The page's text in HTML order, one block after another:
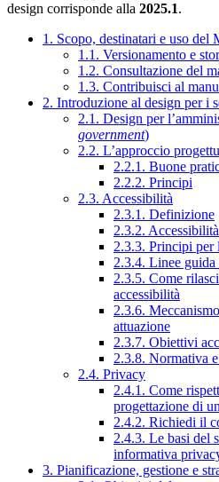
design corrisponde alla 2025.1.
1. Scopo, destinatari e uso del
1.1. Versionamento e
1.2. Consultazione del
1.3. Contribuisci al
2. Introduzione al design per i
2.1. Design per
government)
2.2. L’approccio
2.2.1. Buone
2.2.2. Principi
2.3. Accessibilità
2.3.1. Definizione
2.3.2.
2.3.3. Principi per
2.3.4. Linee guida
2.3.5. Come
accessibilità
2.3.6.
attuazione
2.3.7. Obiettivi
2.3.8. Normativa
2.4. Privacy
2.4.1. Come
progettazione di
2.4.2. Richiedi il
2.4.3. Le basi del
informativa
3. Pianificazione, gestione e